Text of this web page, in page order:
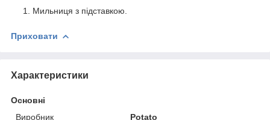
Мильниця з підставкою.
Приховати
Характеристики
Основні
Виробник
Potato